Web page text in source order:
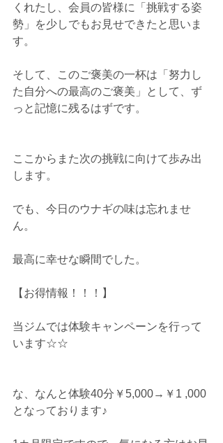
くれたし、会員の皆様に「挑戦する姿
勢」を少しでもお見せできたと思いま
す。
そして、このご褒美の一杯は「努力し
た自分への最高のご褒美」として、ず
っと記憶に残るはずです。
ここからまた次の挑戦に向けて歩み出
します。
でも、今日のウナギの味は忘れませ
ん。
最高に幸せな瞬間でした。
【お得情報！！！】
当ジムでは体験キャンペーンを行って
います☆☆
な、なんと体験40分￥5,000→￥1 ,000
となっております♪